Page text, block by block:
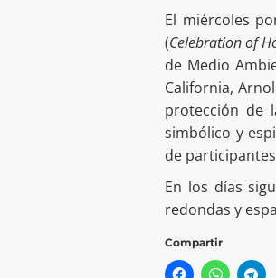
El miércoles
(Celebration of
de Medio
California,
protección de
simbólico y
de
En los días
redondas y
Compartir